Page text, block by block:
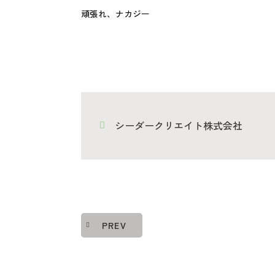
頑張れ、ナカジー
シーダークリエイト株式会社
PREV